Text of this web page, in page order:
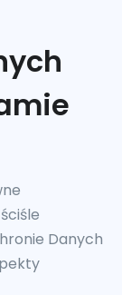
Danych